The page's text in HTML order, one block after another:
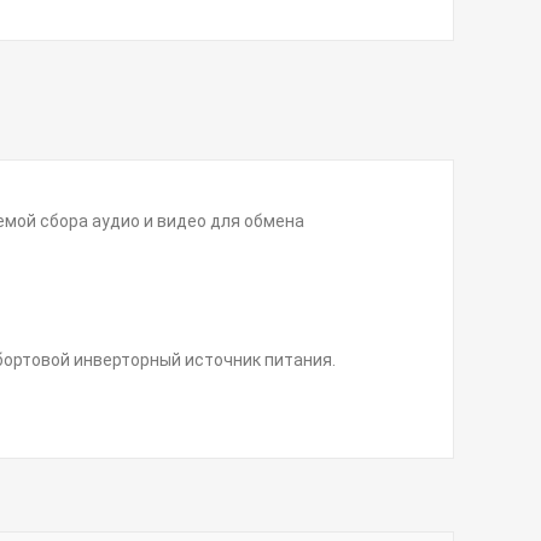
сбора аудио и видео для обмена
инверторный источник питания.